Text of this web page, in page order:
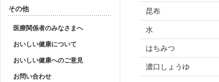
その他
医療関係者のみなさまへ
おいしい健康について
おいしい健康へのご意見
お問い合わせ
昆布
水
はちみつ
濃口しょうゆ